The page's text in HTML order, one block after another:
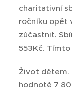
charitativní
ročníku opět
zúčastnit.
553Kč.
Život dětem.
hodnotě 7